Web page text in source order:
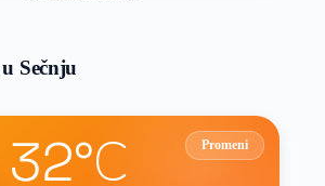
Sečnju
Promeni
32°C